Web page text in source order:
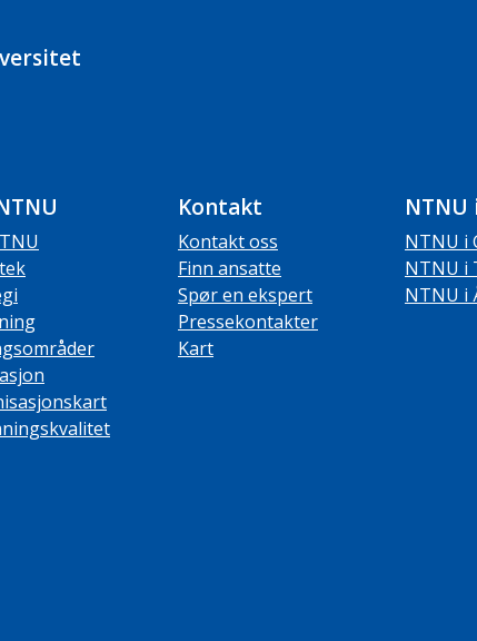
Kontakt
Kontakt oss
Finn ansatte
Spør en ekspert
Pressekontakter
Kart
NTNU i
NTNU i
NTNU i